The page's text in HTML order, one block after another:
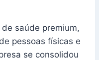
saúde premium,
pessoas físicas e
se consolidou